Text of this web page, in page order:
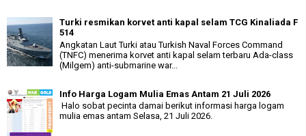
Turki resmikan korvet anti kapal selam TCG Kinaliada F
514
Angkatan Laut Turki atau Turkish Naval Forces Command
(TNFC) menerima korvet anti kapal selam terbaru Ada-class
(Milgem) anti-submarine war...
Info Harga Logam Mulia Emas Antam 21 Juli 2026
Halo sobat pecinta damai berikut informasi harga logam
mulia emas antam Selasa, 21 Juli 2026.